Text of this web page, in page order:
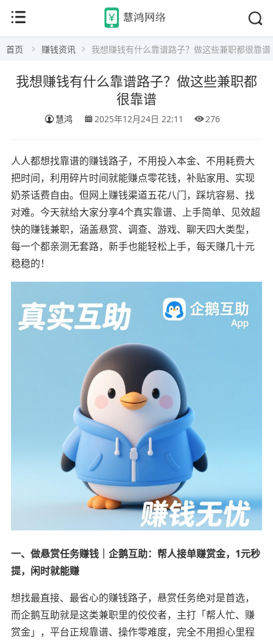
首页 赚钱资讯 我想赚钱有什么靠谱路子？做这些兼职都很靠谱
我想赚钱有什么靠谱路子？做这些兼职都
很靠谱
慧鸿 2025年12月24日 22:11 276
人人都想找靠谱的赚钱路子，不用投入本金、不用耗费大
把时间，利用碎片时间就能赚点零花钱，补贴家用、实现
奶茶话费自由。但网上赚钱渠道五花八门，踩坑容易、找
对难。今天就给大家分享4个真实靠谱、上手简单、见效超
快的赚钱兼职，涵盖悬赏、调查、游戏、聊天四大类型，
每一个都亲测无套路，新手也能轻松上手，每天赚几十元
稳稳的！
一、做悬赏任务赚钱｜企鹅互助：帮人接单赚赏金，1元秒
提，闲时就能赚
想找最直接、最省心的赚钱路子，悬赏任务绝对是首选，
而企鹅互助就是这类兼职里的佼佼者，主打「帮人忙、赚
赏金」，平台正规靠谱、操作零难度，完全不用担心里程